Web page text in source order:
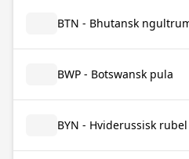
BTN - Bhutansk
BWP - Botswansk pula
BYN - Hviderussisk rubel